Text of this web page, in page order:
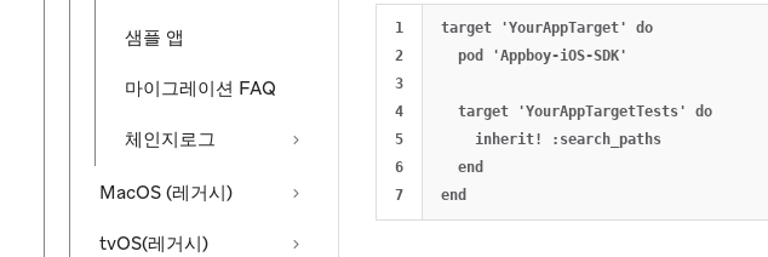
샘플 앱
마이그레이션 FAQ
체인지로그
MacOS (레거시)
tvOS(레거시)
1
2
3
4
5
6
target 'YourAppTarget' do
  pod 'Appboy-iOS-SDK'
  target 'YourAppTargetTests' do
    inherit! :search_paths
  end